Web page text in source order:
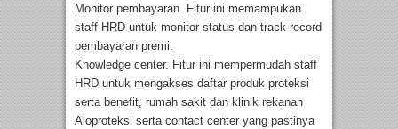
Monitor pembayaran. Fitur ini memampukan
staff HRD untuk monitor status dan track record
pembayaran premi.
Knowledge center. Fitur ini mempermudah staff
HRD untuk mengakses daftar produk proteksi
serta benefit, rumah sakit dan klinik rekanan
Aloproteksi serta contact center yang pastinya